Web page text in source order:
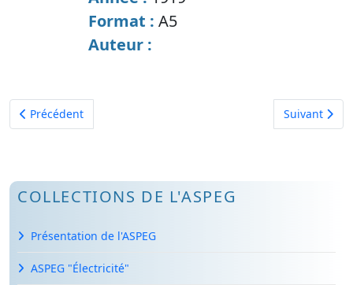
Format : A5
Auteur :
Article précédent : Photos "Album photo DR 1978//1983"
Précédent Article
Suivant
COLLECTIONS DE L'ASPEG
Présentation de l'ASPEG
ASPEG "Électricité"